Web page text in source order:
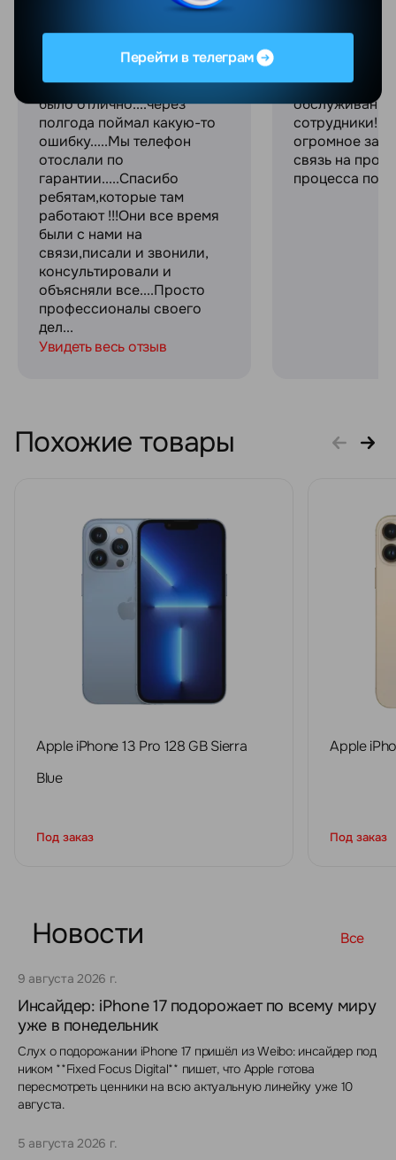
Добрый день!Покупали
телефон в магазине....все
было отлично....через
полгода поймал какую-то
ошибку.....Мы телефон
отослали по
гарантии.....Спасибо
ребятам,которые там
работают !!!Они все время
были с нами на
связи,писали и звонили,
консультировали и
объясняли все....Просто
профессионалы своего
дел...
Увидеть весь отзыв
качественное
сотрудники!
огромное за
связь на
процесса
Похожие товары
Apple iPhone 13 Pro 128 GB Sierra
Blue
Под заказ
Apple
Под заказ
Новости Все
9 августа 2026 г.
Инсайдер: iPhone 17 подорожает по всему миру
уже в понедельник
Слух о подорожании iPhone 17 пришёл из Weibo: инсайдер под
ником **Fixed Focus Digital** пишет, что Apple готова
пересмотреть ценники на всю актуальную линейку уже 10
августа.
5 августа 2026 г.
Перейти в телеграм